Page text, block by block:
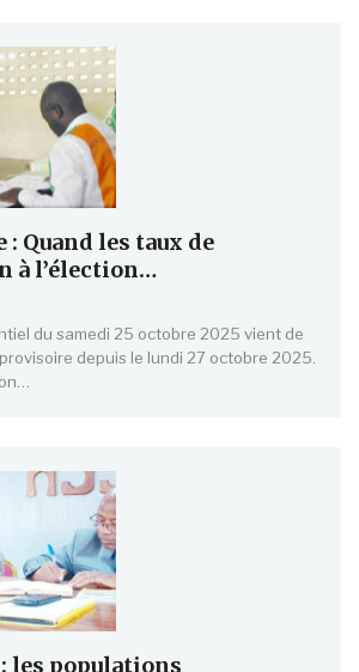
: Quand les taux de
à l’élection…
du samedi 25 octobre 2025 vient de
depuis le lundi 27 octobre 2025.
les populations